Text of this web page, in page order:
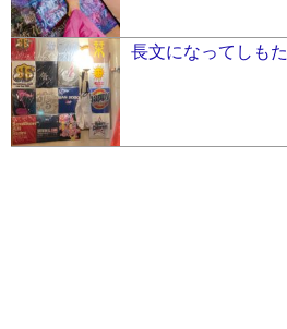
長文になってしも